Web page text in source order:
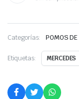
Categorías: POMOS
Etiquetas: MERCEDES